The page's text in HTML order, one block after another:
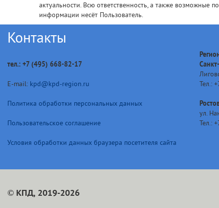
актуальности. Всю ответственность, а также возможные
информации несёт Пользователь.
Контакты
тел.: +7 (495) 668-82-17
E-mail: kpd@kpd-region.ru
Политика обработки персональных данных
Пользовательское соглашение
Условия обработки данных браузера посетителя сайта
Тел.:
ул.
Тел.:
© КПД, 2019-2026